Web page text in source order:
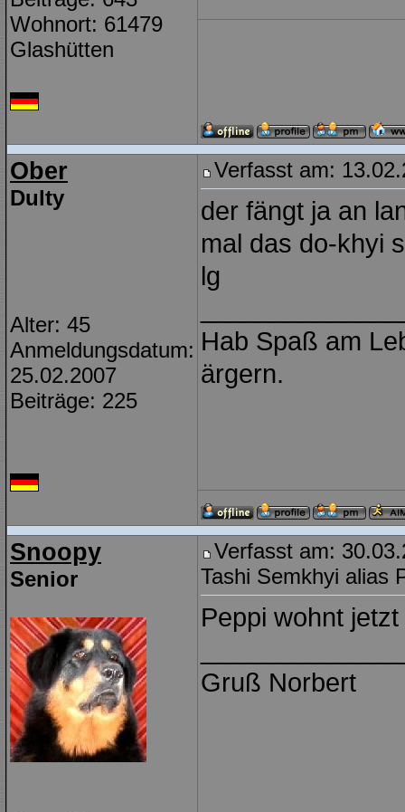
Wohnort: 61479
Glashütten
Ober
Dulty
Alter: 45
Anmeldungsdatum:
25.02.2007
Beiträge: 225
Verfasst am:
der fängt ja an
mal das do-khyi
lg
Hab Spaß am
ärgern.
Snoopy
Senior
Verfasst am:
Tashi Semkhyi alias
Peppi wohnt
Gruß Norbert